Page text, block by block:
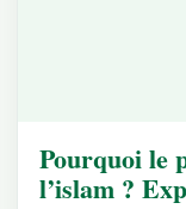
Pourquoi le
l’islam ?